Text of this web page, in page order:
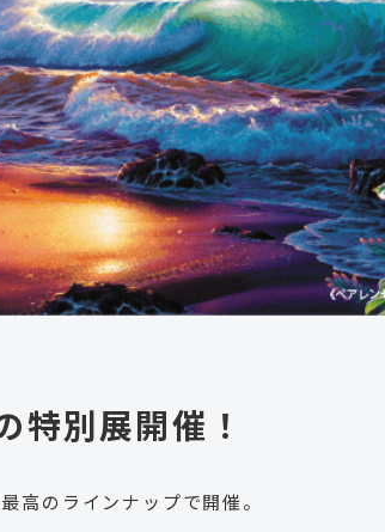
特別展開催！
高のラインナップで開催。